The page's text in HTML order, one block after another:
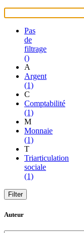
Pas
de
filtrage
()
A
Argent
(1)
C
Comptabilité
(1)
M
Monnaie
(1)
T
Triarticulation
sociale
(1)
Auteur